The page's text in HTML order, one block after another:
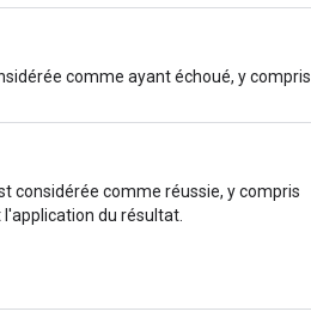
comme ayant échoué, y compris
considérée comme réussie, y compris
du résultat.